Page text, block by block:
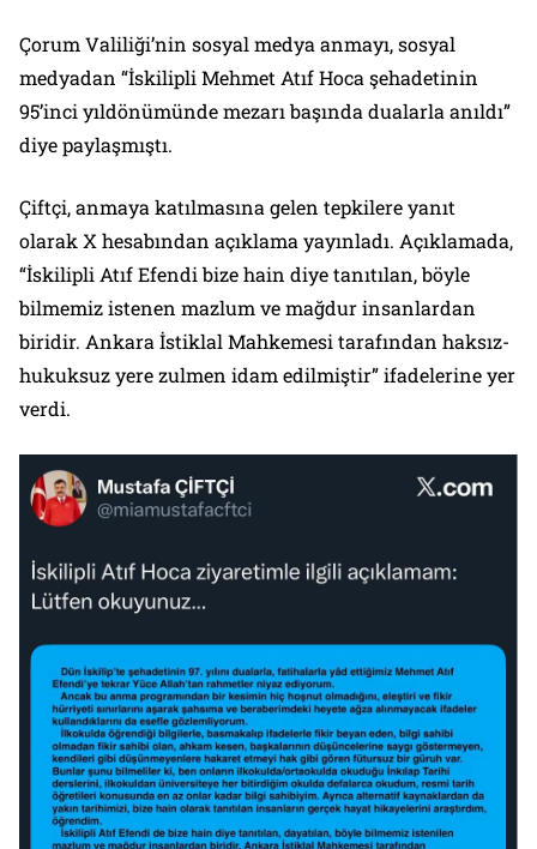
Çorum Valiliği’nin sosyal medya anmayı, sosyal
medyadan “İskilipli Mehmet Atıf Hoca şehadetinin
95’inci yıldönümünde mezarı başında dualarla anıldı”
diye paylaşmıştı.
Çiftçi, anmaya katılmasına gelen tepkilere yanıt
olarak X hesabından açıklama yayınladı. Açıklamada,
“İskilipli Atıf Efendi bize hain diye tanıtılan, böyle
bilmemiz istenen mazlum ve mağdur insanlardan
biridir. Ankara İstiklal Mahkemesi tarafından haksız-
hukuksuz yere zulmen idam edilmiştir” ifadelerine yer
verdi.